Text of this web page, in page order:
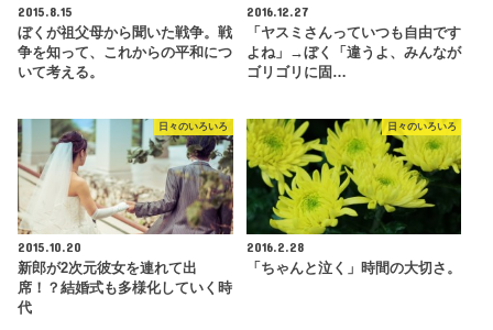
2015.8.15
ぼくが祖父母から聞いた戦争。戦
争を知って、これからの平和につ
いて考える。
2016.12.27
「ヤスミさんっていつも自由です
よね」→ぼく「違うよ、みんなが
ゴリゴリに固…
日々のいろいろ
2015.10.20
新郎が2次元彼女を連れて出
席！？結婚式も多様化していく時
代
日々のいろいろ
2016.2.28
「ちゃんと泣く」時間の大切さ。